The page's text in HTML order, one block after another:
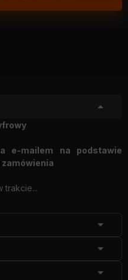
e-mailem na podstawie
zamówienia
trakcie...